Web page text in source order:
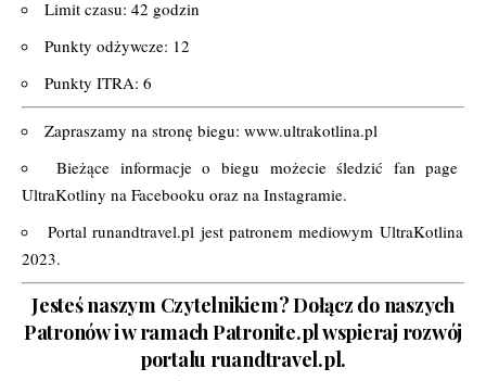
Limit czasu: 42 godzin
Punkty odżywcze: 12
Punkty ITRA: 6
Zapraszamy na stronę biegu: www.ultrakotlina.pl
Bieżące informacje o biegu możecie śledzić fan page
UltraKotliny na Facebooku oraz na Instagramie.
Portalrunandtravel.pl jest patronem mediowym UltraKotlina
2023.
Jesteś naszym Czytelnikiem? Dołącz do naszych
Patronów i w ramach Patronite.pl wspieraj rozwój
portalu ruandtravel.pl.